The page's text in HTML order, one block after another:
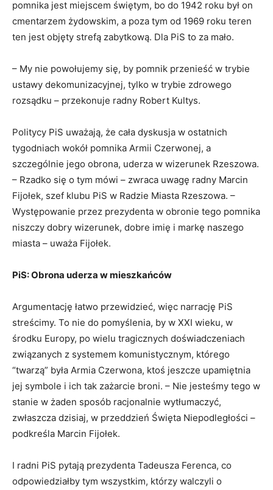
pomnika jest miejscem świętym, bo do 1942 roku był on
cmentarzem żydowskim, a poza tym od 1969 roku teren
ten jest objęty strefą zabytkową. Dla PiS to za mało.
– My nie powołujemy się, by pomnik przenieść w trybie
ustawy dekomunizacyjnej, tylko w trybie zdrowego
rozsądku – przekonuje radny Robert Kultys.
Politycy PiS uważają, że cała dyskusja w ostatnich
tygodniach wokół pomnika Armii Czerwonej, a
szczególnie jego obrona, uderza w wizerunek Rzeszowa.
– Rzadko się o tym mówi – zwraca uwagę radny Marcin
Fijołek, szef klubu PiS w Radzie Miasta Rzeszowa. –
Występowanie przez prezydenta w obronie tego pomnika
niszczy dobry wizerunek, dobre imię i markę naszego
miasta – uważa Fijołek.
PiS: Obrona uderza w mieszkańców
Argumentację łatwo przewidzieć, więc narrację PiS
streścimy. To nie do pomyślenia, by w XXI wieku, w
środku Europy, po wielu tragicznych doświadczeniach
związanych z systemem komunistycznym, którego
“twarzą” była Armia Czerwona, ktoś jeszcze upamiętnia
jej symbole i ich tak zażarcie broni. – Nie jesteśmy tego w
stanie w żaden sposób racjonalnie wytłumaczyć,
zwłaszcza dzisiaj, w przeddzień Święta Niepodległości –
podkreśla Marcin Fijołek.
I radni PiS pytają prezydenta Tadeusza Ferenca, co
odpowiedziałby tym wszystkim, którzy walczyli o